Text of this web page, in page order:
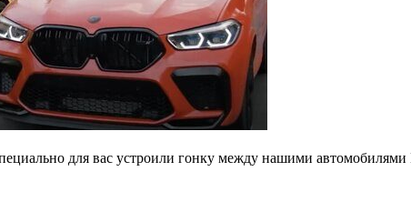
для вас устроили гонку между нашими